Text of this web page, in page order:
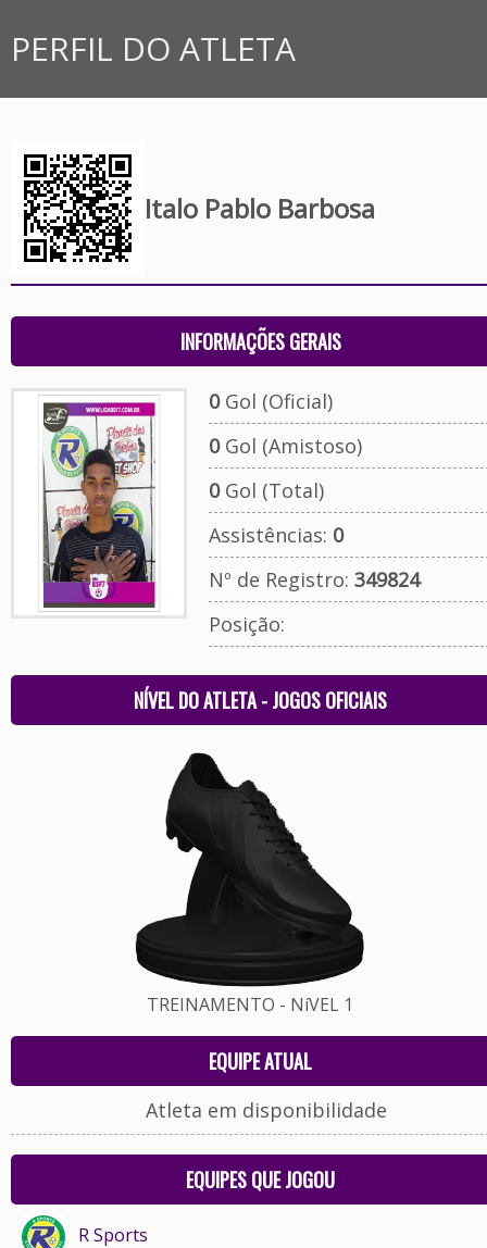
PERFIL DO ATLETA
Italo Pablo Barbosa
INFORMAÇÕES GERAIS
0Gol (Oficial)
0Gol (Amistoso)
0Gol (Total)
Assistências: 0
Nº de Registro: 349824
Posição:
NÍVEL DO ATLETA - JOGOS OFICIAIS
TREINAMENTO - NíVEL 1
EQUIPE ATUAL
Atleta em disponibilidade
EQUIPES QUE JOGOU
R Sports